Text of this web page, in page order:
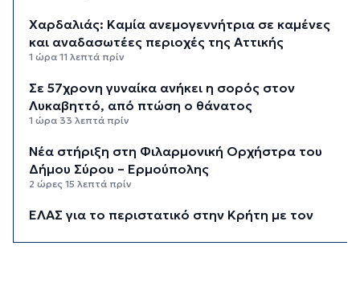
Χαρδαλιάς: Καμία ανεμογεννήτρια σε καμένες
και αναδασωτέες περιοχές της Αττικής
1 ώρα 11 λεπτά πρίν
Σε 57χρονη γυναίκα ανήκει η σορός στον
Λυκαβηττό, από πτώση ο θάνατος
1 ώρα 33 λεπτά πρίν
Νέα στήριξη στη Φιλαρμονική Ορχήστρα του
Δήμου Σύρου – Ερμούπολης
2 ώρες 15 λεπτά πρίν
ΕΛΑΣ για το περιστατικό στην Κρήτη με τον